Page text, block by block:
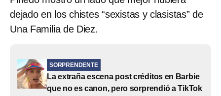
dejado en los chistes “sexistas y clasistas” de
Una Familia de Diez.
SORPRENDENTE
La extraña escena post créditos en Barbie
que no es canon, pero sorprendió a TikTok